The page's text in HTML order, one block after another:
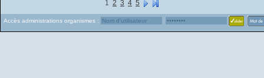
1 2 3 4 5
Accès administrations organismes :